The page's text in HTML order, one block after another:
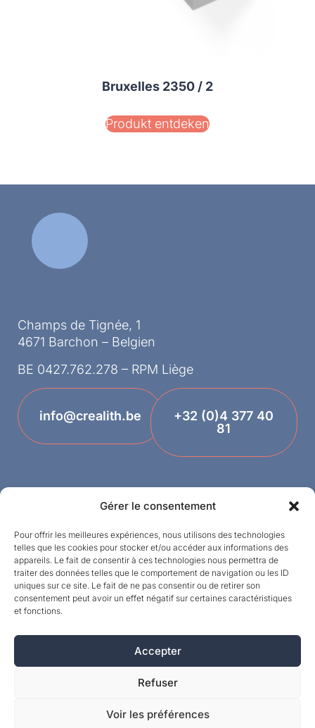
Gérer le consentement
Pour offrir les meilleures expériences, nous utilisons des technologies
telles que les cookies pour stocker et/ou accéder aux informations des
appareils. Le fait de consentir à ces technologies nous permettra de
traiter des données telles que le comportement de navigation ou les ID
uniques sur ce site. Le fait de ne pas consentir ou de retirer son
consentement peut avoir un effet négatif sur certaines caractéristiques
et fonctions.
Accepter
Refuser
Voir les préférences
Bruxelles 2350 / 2
Produkt entdeken
Champs de Tignée, 1
4671 Barchon – Belgien
BE 0427.762.278 – RPM Liège
info@crealith.be
+32 (0)4 377 40
81
©MPI 2026 – Crealith ist eine eingetragene
Marke von Mineral Products International S.A. –
Alle Rechte vorbehalten.
Designed by